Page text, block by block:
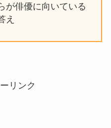
が俳優に向いている
え
リンク